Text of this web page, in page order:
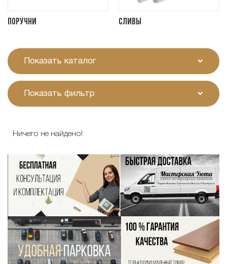
Поручни Сливы
Показать каталог
Показать фильтр
Ничего не найдено!